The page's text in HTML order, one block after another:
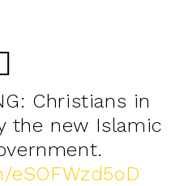
Christians in
the new Islamic